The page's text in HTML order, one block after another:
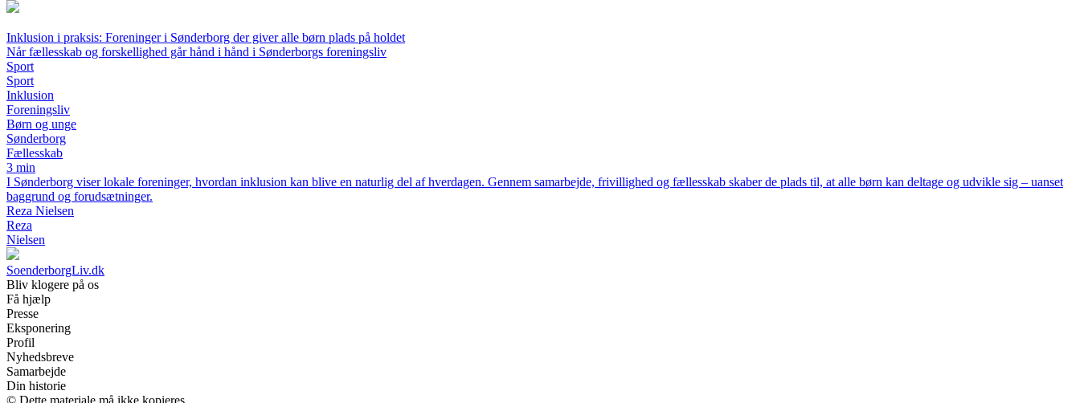
Inklusion i praksis: Foreninger i Sønderborg der giver alle børn plads på holdet
Når fællesskab og forskellighed går hånd i hånd i Sønderborgs foreningsliv
Sport
Sport
Inklusion
Foreningsliv
Børn og unge
Sønderborg
Fællesskab
3 min
I Sønderborg viser lokale foreninger, hvordan inklusion kan blive en naturlig del af hverdagen. Gennem samarbejde, frivillighed og fællesskab skaber de plads til, at alle børn kan deltage og udvikle sig – uanset
baggrund og forudsætninger.
Reza Nielsen
Reza
Nielsen
SoenderborgLiv.dk
Bliv klogere på os
Få hjælp
Presse
Eksponering
Profil
Nyhedsbreve
Samarbejde
Din historie
© Dette materiale må ikke kopieres.